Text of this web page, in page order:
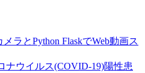
メラとPython FlaskでWeb動画ス
ナウイルス(COVID-19)陽性患